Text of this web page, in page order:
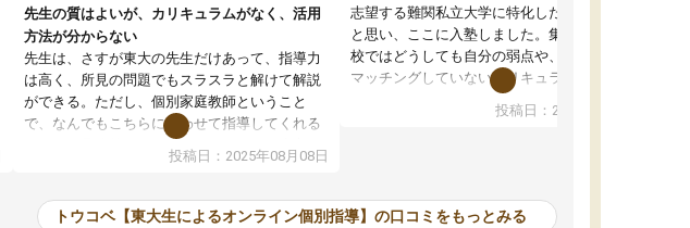
先生の質はよいが、カリキュラムがなく、活用
方法が分からない
先生は、さすが東大の先生だけあって、指導力
は高く、所見の問題でもスラスラと解けて解説
ができる。ただし、個別家庭教師ということ
で、なんでもこちらに合わせて指導してくれる
のだが、具体的なカリキュラムがない。当方
は、授業の先取り学習をするため、学校の教科
いただいたが、1時間の時間を使って進められる
投稿日：2025年08月08日
志望する難関私立大学に特化した準備をしたい
と思い、ここに入塾しました。集団指導の予備
校ではどうしても自分の弱点や、志望校対策に
マッチングしていないカリキュラムに不安を感
また受験のノウハウを蓄積している優秀な東大
ツーマン指導によって、自分の志望校にふさわ
投稿日：2024年02月19日
トウコベ【東大生によるオンライン個別指導】の口コミをもっとみる